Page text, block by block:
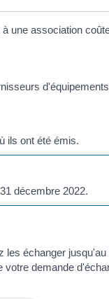
une association
ils ont été émis.
décembre 2022.
échanger
demande